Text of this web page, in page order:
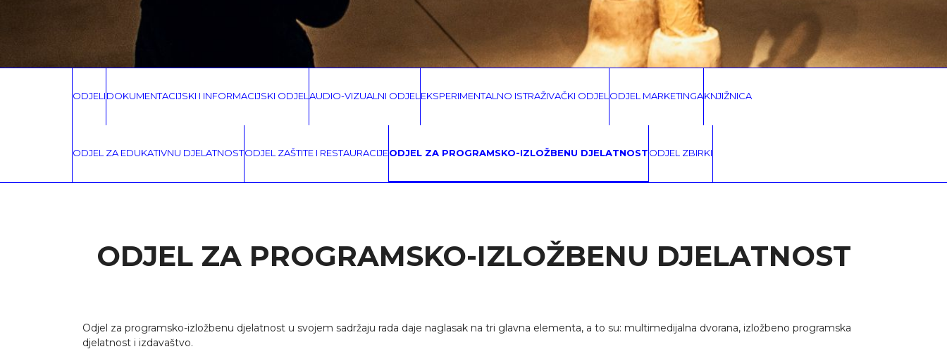
ODJELIDOKUMENTACIJSKI I INFORMACIJSKI ODJEL AUDIO-VIZUALNI ODJEL EKSPERIMENTALNO ISTRAŽIVAČKI ODJEL ODJEL MARKETINGAKNJIŽNICA
ODJEL ZA EDUKATIVNU DJELATNOSTODJEL ZAŠTITE I RESTAURACIJEODJEL ZA PROGRAMSKO-IZLOŽBENU DJELATNOSTODJEL ZBIRKI
ODJEL ZA PROGRAMSKO-IZLOŽBENU DJELATNOST
Odjel za programsko-izložbenu djelatnost u svojem sadržaju rada daje naglasak na tri glavna elementa, a to su: multimedijalna dvorana, izložbeno programska
djelatnost i izdavaštvo.